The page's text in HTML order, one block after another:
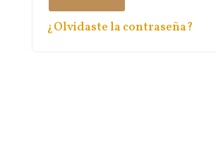
¿Olvidaste la contraseña?